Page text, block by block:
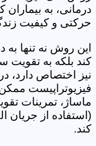
درمانی، به
حرکتی و کیفیت
این روش نه تنها
کند بلکه به تقویت
نیز اختصاص دارد،
فیزیوتراپیست
ماساژ، تمرینات
(استفاده از جریان
کند.